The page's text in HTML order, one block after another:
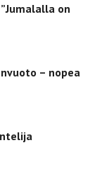
on
– nopea